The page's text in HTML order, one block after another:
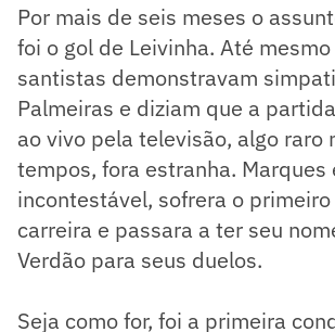
Por mais de seis meses o
foi o gol de Leivinha. Até
santistas demonstravam
Palmeiras e diziam que a
ao vivo pela televisão, algo raro
tempos, fora estranha. Marques
incontestável, sofrera o
carreira e passara a ter seu
Verdão para seus duelos.
Seja como for, foi a primeira